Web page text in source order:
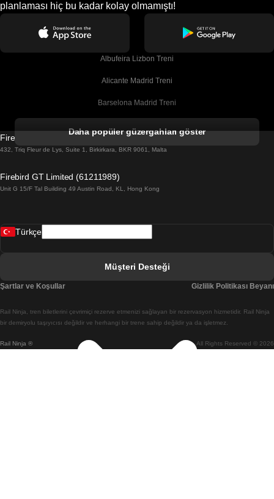
planlaması hiç bu kadar kolay olmamıştı!
Albufeira Lizbon Treni
Alicante Madrid Treni
Barselona Madrid Treni
Barselona Sevilla Treni
Belfast Dublin Treni
Budapeşte Viyana Treni
Busan Cheonan(Asan) Treni
Daha popüler güzergahları göster
Firebird GT Limited (OC 1451)
432, Triq Fleur de Lys, Suite 1, Birkirkara, BKR 9061, Malta
Firebird GT Limited (61211989)
Unit G 15/F Tal Building 49 Austin Road, KL, Hong Kong
Rail Ninja ® All Rights Reserved © 2026
Rail Ninja, tren biletlerini çevrimiçi rezerve etmenizi sağlayan bir rezervasyon hizmetidir. Rail Ninja
bir demiryolu taşıyıcısı değildir ve herhangi bir trene sahip değildir ya da işletmez.
Türkçe
Müşteri Desteği
Şartlar ve Koşullar Gizlilik Politikası Beyanı